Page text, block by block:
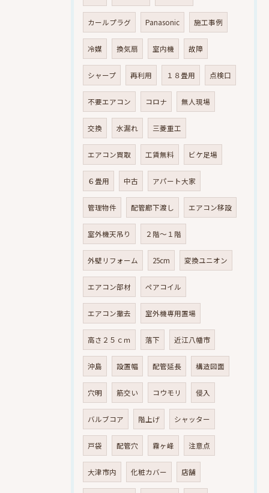
カールプラグ Panasonic 施工事例
冷媒 換気扇 室内機 故障
シャープ 再利用 １８畳用 点検口
不要エアコン コロナ 無人現場
交換 水漏れ 三菱重工
エアコン買取 工賃無料 ビケ足場
６畳用 中古 アパート大家
管理物件 配管廊下渡し エアコン移設
室外機天吊り ２階～１階
外壁リフォーム 25cm 変換ユニオン
エアコン部材 ペアコイル
エアコン撤去 室外機専用置場
高さ２５ｃｍ 落下 近江八幡市
沖島 設置幅 配管延長 構造図面
穴明 筋交い コウモリ 侵入
バルブコア 階上げ シャッター
戸袋 配管穴 霧ヶ峰 注意点
大津市内 化粧カバー 店舗